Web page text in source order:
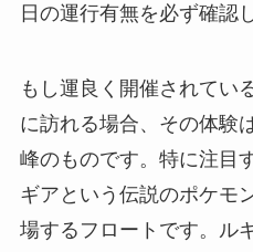
日の運行有無を必ず確認
もし運良く開催されてい
に訪れる場合、その体験
峰のものです。特に注目
ギアという伝説のポケモ
場するフロートです。ル